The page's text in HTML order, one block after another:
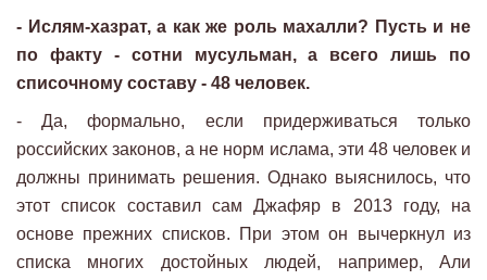
- Ислям-хазрат, а как же роль махалли? Пусть и не
по факту - сотни мусульман, а всего лишь по
списочному составу - 48 человек.
- Да, формально, если придерживаться только
российских законов, а не норм ислама, эти 48 человек и
должны принимать решения. Однако выяснилось, что
этот список составил сам Джафяр в 2013 году, на
основе прежних списков. При этом он вычеркнул из
списка многих достойных людей, например, Али